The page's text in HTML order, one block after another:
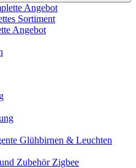
Angebot
Sortiment
Angebot
Glühbirnen & Leuchten
Zubehör Zigbee